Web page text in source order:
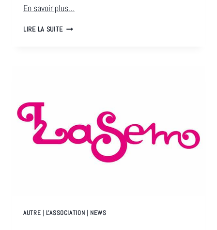
En savoir plus…
LIRE LA SUITEBRUXELLES
AUTRE L'ASSOCIATION NEWS